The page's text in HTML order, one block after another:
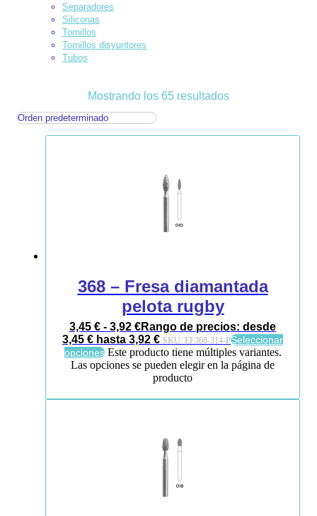
Separadores
Siliconas
Tornillos
Tornillos disyuntores
Tubos
Mostrando los 65 resultados
368 – Fresa diamantada
pelota rugby
3,45 € - 3,92 €Rango de precios: desde
3,45 € hasta 3,92 € SKU: EF368-314-PSeleccionar
opciones Este producto tiene múltiples variantes.
Las opciones se pueden elegir en la página de
producto